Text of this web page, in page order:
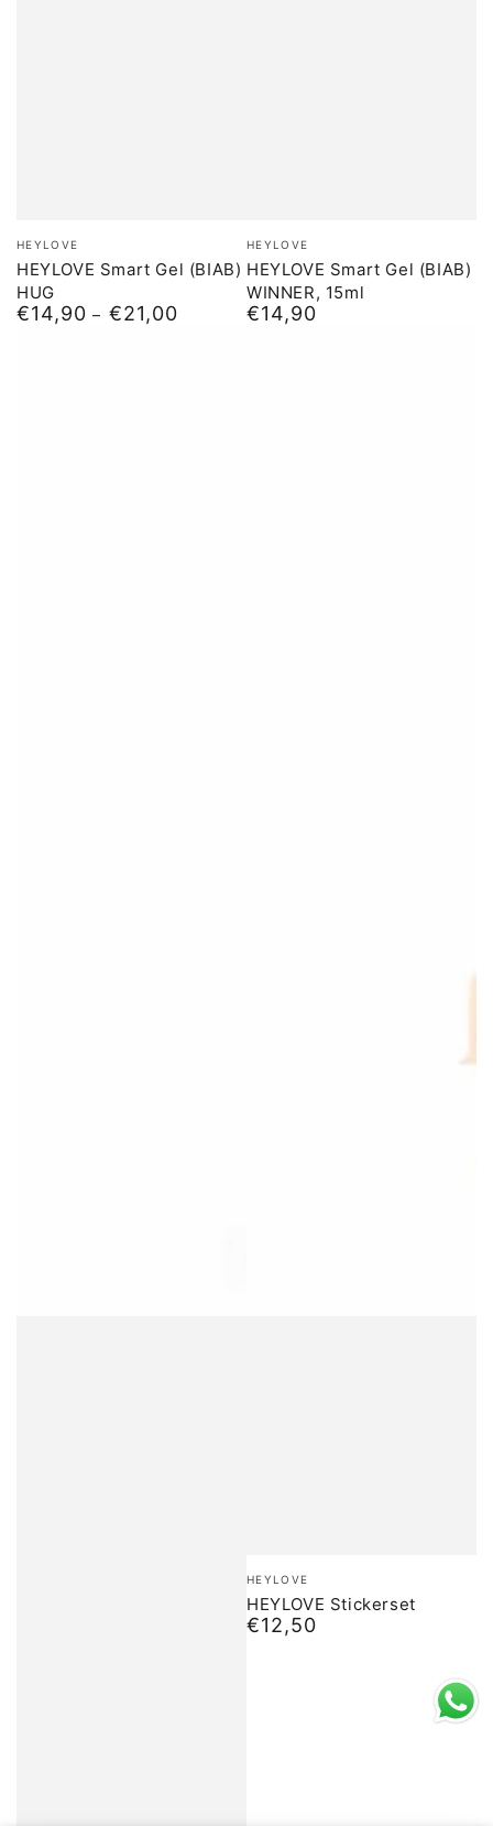
Merk:
HEYLOVE
HEYLOVE Smart Gel (BIAB)
HUG
Normale
€14,90 €21,00
Merk:
HEYLOVE
HEYLOVE Smart Gel (BIAB)
WINNER, 15ml
Normale
€14,90
Merk:
HEYLOVE
HEYLOVE Stickerset
Normale
€12,50